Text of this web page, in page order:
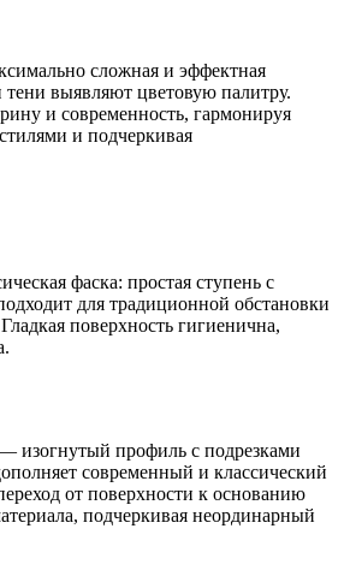
сложная и эффектная
выявляют цветовую палитру.
и современность, гармонируя
и подчеркивая
фаска: простая ступень с
для традиционной обстановки
поверхность гигиенична,
изогнутый профиль с подрезками
современный и классический
от поверхности к основанию
подчеркивая неординарный